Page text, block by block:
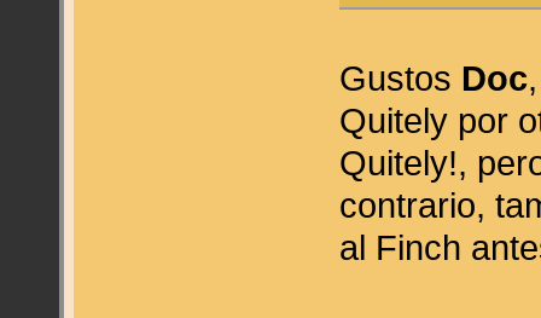
Gustos Doc
Quitely por
Quitely!,
contrario,
al Finch